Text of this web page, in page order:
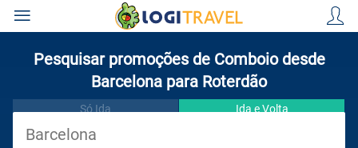
Pesquisar promoções de Comboio desde
Barcelona para Roterdão
Só Ida Ida e Volta